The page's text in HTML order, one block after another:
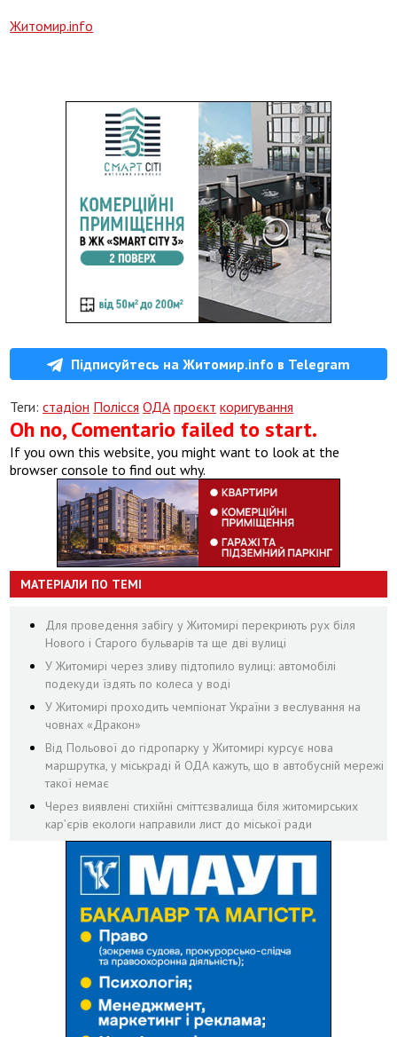
Житомир.info
Підписуйтесь на Житомир.info в Telegram
Теги:стадіон Полісся ОДА проєкт коригування
Oh no, Comentario failed to start.
If you own this website, you might want to look at the
browser console to find out why.
МАТЕРІАЛИ ПО ТЕМІ
Для проведення забігу у Житомирі перекриють рух біля
Нового і Старого бульварів та ще дві вулиці
У Житомирі через зливу підтопило вулиці: автомобілі
подекуди їздять по колеса у воді
У Житомирі проходить чемпіонат України з веслування на
човнах «Дракон»
Від Польової до гідропарку у Житомирі курсує нова
маршрутка, у міськраді й ОДА кажуть, що в автобусній мережі
такої немає
Через виявлені стихійні сміттєзвалища біля житомирських
кар’єрів екологи направили лист до міської ради